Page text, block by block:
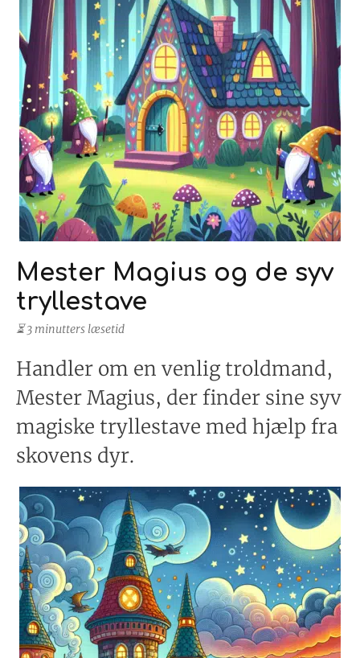
Mester Magius og de syv
tryllestave
⏳ 3 minutters læsetid
Handler om en venlig troldmand,
Mester Magius, der finder sine syv
magiske tryllestave med hjælp fra
skovens dyr.